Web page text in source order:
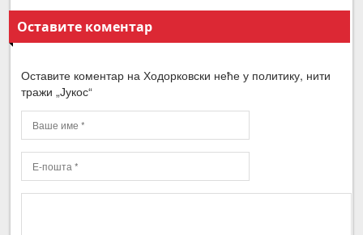
Оставите коментар
Оставите коментар на Ходорковски неће у политику, нити
тражи „Јукос“